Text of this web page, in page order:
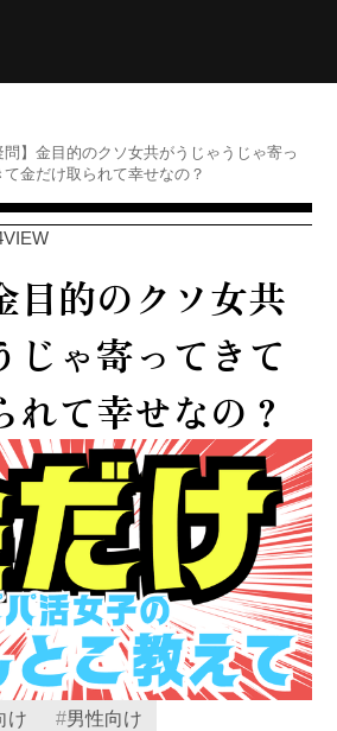
問】金目的のクソ女共がうじゃうじゃ寄っ
て金だけ取られて幸せなの？
目的のクソ女共
じゃ寄ってきて
れて幸せなの？
け #男性向け